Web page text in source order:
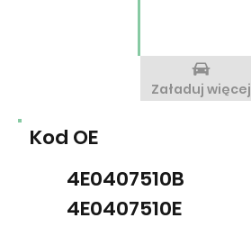
Kod OE
4E0407510B
4E0407510E
Załaduj więcej